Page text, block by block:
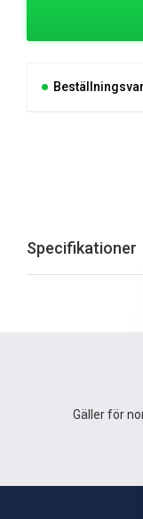
Specifikationer
Gäller för